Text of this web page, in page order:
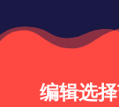
编辑选